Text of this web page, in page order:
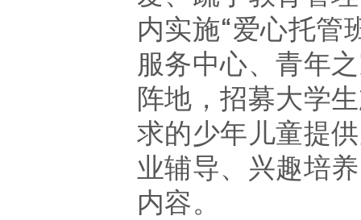
内实施“爱心托管
服务中心、青年
阵地，招募大学生
求的少年儿童提
业辅导、兴趣培
内容。